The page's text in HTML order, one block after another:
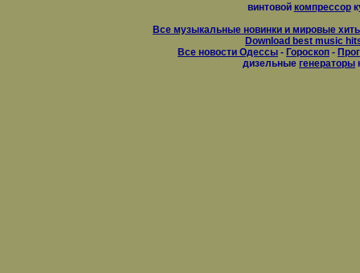
винтовой компрессор
Все музыкальные новинки и мировые
Download best music
Все новости Одессы - Гороскоп -
дизельные генераторы